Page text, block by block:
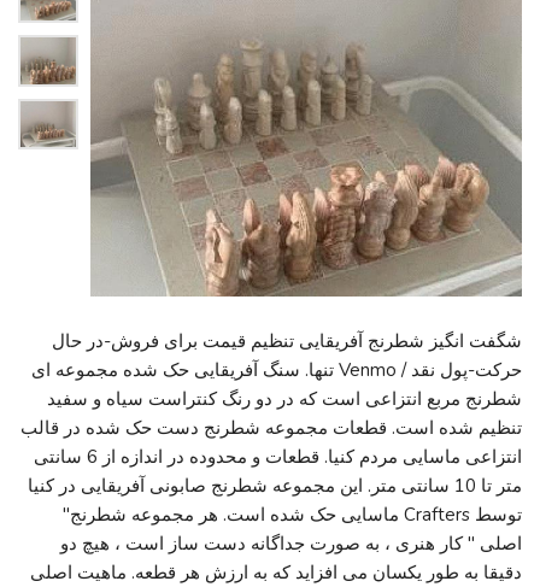
شگفت انگیز شطرنج آفریقایی تنظیم قیمت برای فروش-در حال
حرکت-پول نقد / Venmo تنها. سنگ آفریقایی حک شده مجموعه ای
شطرنج مربع انتزاعی است که در دو رنگ کنتراست سیاه و سفید
تنظیم شده است. قطعات مجموعه شطرنج دست حک شده در قالب
انتزاعی ماسایی مردم کنیا. قطعات و محدوده در اندازه از 6 سانتی
متر تا 10 سانتی متر. این مجموعه شطرنج صابونی آفریقایی در کنیا
توسط Crafters ماسایی حک شده است. هر مجموعه شطرنج"
اصلی " کار هنری ، به صورت جداگانه دست ساز است ، هیچ دو
دقیقا به طور یکسان می افزاید که به ارزش هر قطعه. ماهیت اصلی